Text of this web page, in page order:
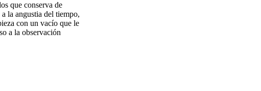
que conserva de
la angustia del tiempo,
con un vacío que le
a la observación